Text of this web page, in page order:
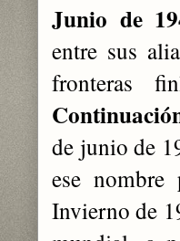
Junio de
entre sus
fronteras
de junio de
ese
Invierno de